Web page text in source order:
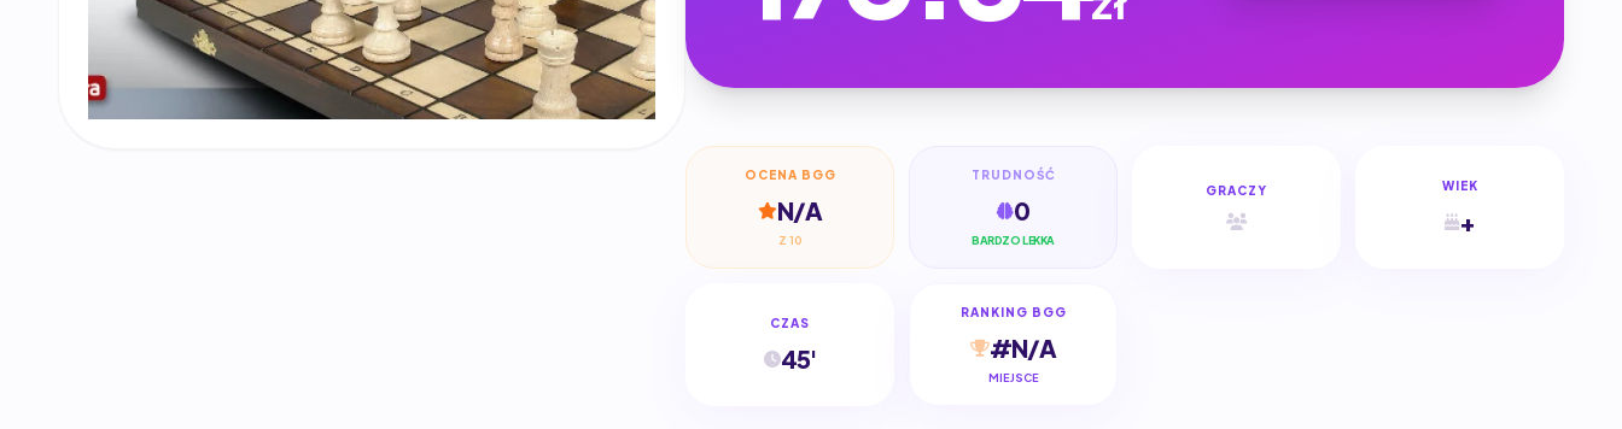
OCENA BGG
N/A
Z 10
TRUDNOŚĆ
0
BARDZO LEKKA
GRACZY WIEK
+
CZAS
45'
RANKING BGG
#N/A
MIEJSCE